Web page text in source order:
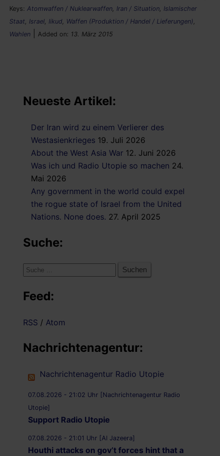
Keys: Atomwaffen / Nuklearwaffen Iran / Situation Islamischer
Staat Israel likud Waffen (Produktion / Handel / Lieferungen)
Wahlen
Added on: 13. März 2015
Neueste Artikel:
Der Iran wird zu einem Verlierer des
Westasienkrieges 19. Juli 2026
About the West Asia War 12. Juni 2026
Was ich und Radio Utopie so machen 24.
Mai 2026
Any government in the world could expel
the rogue state of Israel from the United
Nations. None does. 27. April 2025
Suche:
Suche
Feed:
RSS / Atom
Nachrichtenagentur:
Nachrichtenagentur Radio Utopie
07.08.2026 - 21:02 Uhr [Nachrichtenagentur Radio
Utopie]
Support Radio Utopie
07.08.2026 - 21:01 Uhr [Al Jazeera]
Houthi attacks on gov’t forces hint that a